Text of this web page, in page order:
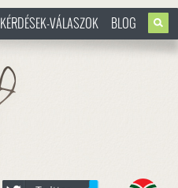
KÉRDÉSEK-VÁLASZOK BLOG